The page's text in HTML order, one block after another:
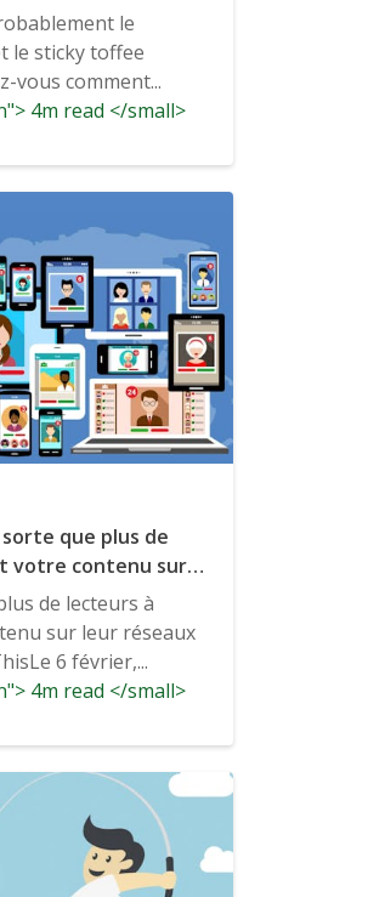
le
le sticky toffee
vous comment...
4m read </small>
que plus de
votre contenu sur
sociaux
de lecteurs à
sur leur réseaux
6 février,...
4m read </small>